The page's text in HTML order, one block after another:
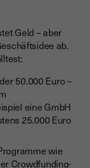
Geld – aber
ab.
50.000 Euro –
eine GmbH
25.000 Euro
wie
Crowdfunding-